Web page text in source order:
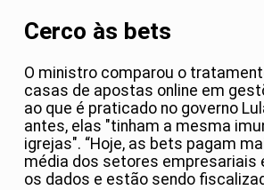
Cerco às bets
O ministro comparou o
casas de apostas online em
ao que é praticado no governo
antes, elas "tinham a mesma
igrejas". “Hoje, as bets pagam
média dos setores empresariais
os dados e estão sendo